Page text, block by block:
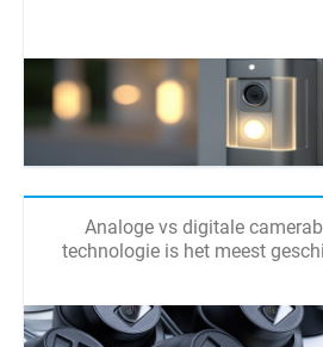
Analoge vs digitale
technologie is het meest